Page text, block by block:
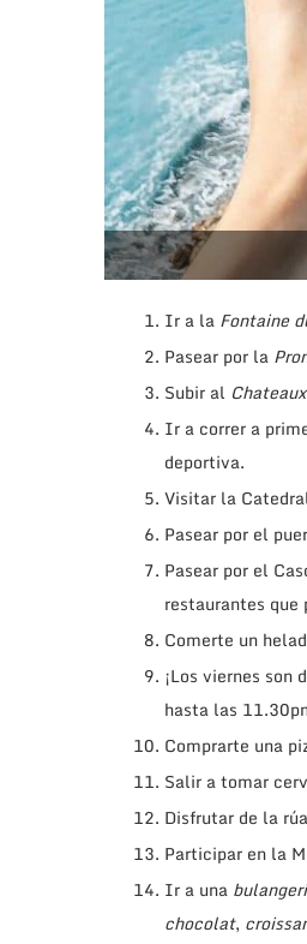
Ir a la Fontaine
Pasear por la
Subir al
Ir a correr a
deportiva.
Visitar la
Pasear por el
Pasear por el
restaurantes que
Comerte un
¡Los viernes
hasta las
Comprarte una
Salir a tomar
Disfrutar de la
Participar en la
Ir a una
chocolat,